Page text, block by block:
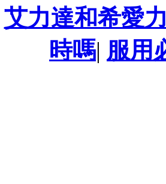
艾力達和希愛
時嗎| 服用